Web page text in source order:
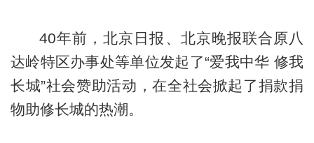
40年前，北京日报、北京晚报联合原八
达岭特区办事处等单位发起了“爱我中华 修我
长城”社会赞助活动，在全社会掀起了捐款捐
物助修长城的热潮。